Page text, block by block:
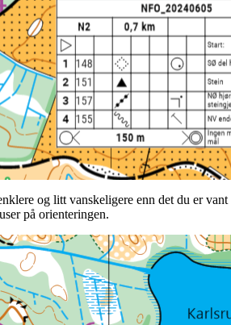
og litt vanskeligere enn det du er
på orienteringen.